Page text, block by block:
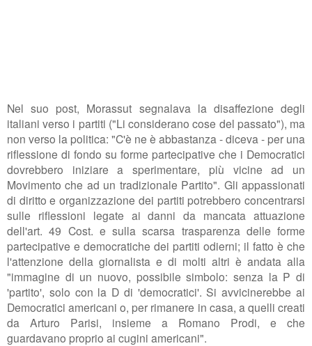
Nel suo post, Morassut segnalava la disaffezione degli
italiani verso i partiti ("Li considerano cose del passato"), ma
non verso la politica: "C'è ne è abbastanza - diceva - per una
riflessione di fondo su forme partecipative che i Democratici
dovrebbero iniziare a sperimentare, più vicine ad un
Movimento che ad un tradizionale Partito". Gli appassionati
di diritto e organizzazione dei partiti potrebbero concentrarsi
sulle riflessioni legate ai danni da mancata attuazione
dell'art. 49 Cost. e sulla scarsa trasparenza delle forme
partecipative e democratiche dei partiti odierni; il fatto è che
l'attenzione della giornalista e di molti altri è andata alla
"immagine di un nuovo, possibile simbolo: senza la P di
'partito', solo con la D di 'democratici'. Si avvicinerebbe ai
Democratici americani o, per rimanere in casa, a quelli creati
da Arturo Parisi, insieme a Romano Prodi, e che
guardavano proprio ai cugini americani".